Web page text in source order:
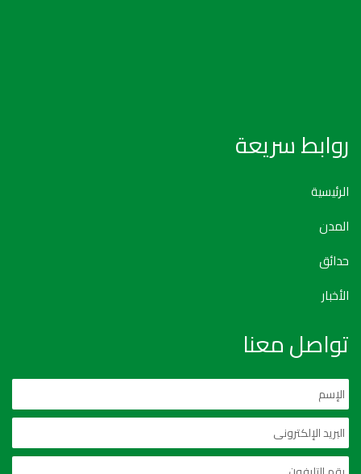
روابط سريعة
الرئيسية
المدن
حدائق
الأخبار
تواصل معنا